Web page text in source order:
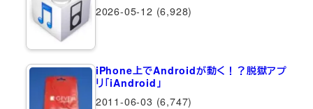
2026-05-12 (6,928)
iPhone上でAndroidが動く！？脱獄アプ
リ「iAndroid」
2011-06-03 (6,747)